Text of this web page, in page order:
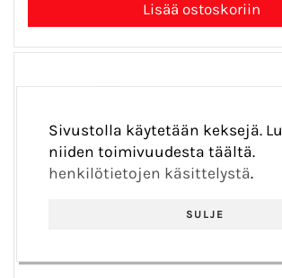
Sivustolla käytetään keksejä.
niiden toimivuudesta täältä.
henkilötietojen käsittelystä.
SULJE